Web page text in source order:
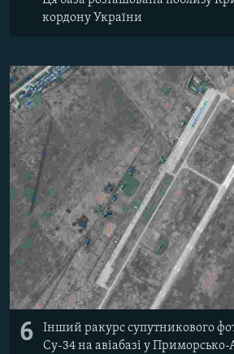
кордону України
6
Інший ракурс супутникового
Су-34 на авіабазі у Приморсько-